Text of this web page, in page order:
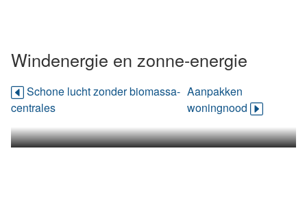
Windenergie en zonne-energie
Schone lucht zonder biomassa-
centrales
Aanpakken
woningnood